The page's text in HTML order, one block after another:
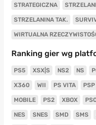
STRATEGICZNA
STRZELANINA TAK.
WIRTUALNA
Ranking gier wg
PS5 XSX|S NS2 NS
X360 WII PS VITA PSP
MOBILE PS2 XBOX
NES SNES SMD SMS